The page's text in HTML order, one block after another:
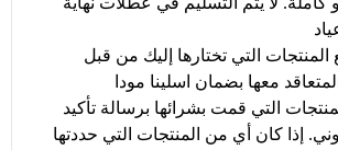
التي تختارها إليك من قبل
التي قمت بشرائها برسالة تأكيد
إذا كان أي من المنتجات التي حددتها